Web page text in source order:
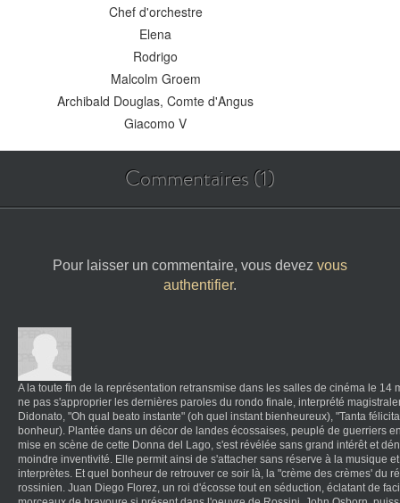
Chef d'orchestre
Elena
Rodrigo
Malcolm Groem
Archibald Douglas, Comte d'Angus
Giacomo V
Commentaires (1)
Pour laisser un commentaire, vous devez vous
authentifier.
A la toute fin de la représentation retransmise dans les salles de cinéma le 14
ne pas s'approprier les dernières paroles du rondo finale, interprété
Didonato, "Oh qual beato instante" (oh quel instant bienheureux), "Tanta
bonheur). Plantée dans un décor de landes écossaises, peuplé de guerriers
mise en scène de cette Donna del Lago, s'est révélée sans grand intérêt et
moindre inventivité. Elle permit ainsi de s'attacher sans réserve à la musique
interprètes. Et quel bonheur de retrouver ce soir là, la "crème des crèmes' du
rossinien. Juan Diego Florez, un roi d'écosse tout en séduction, éclatant de